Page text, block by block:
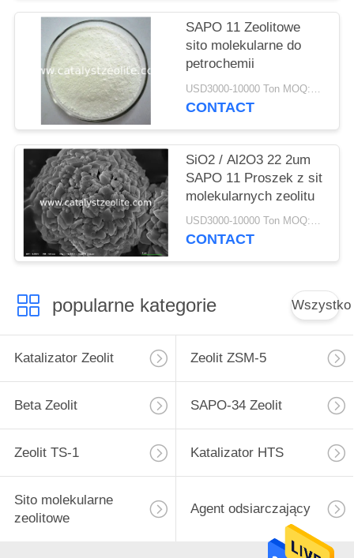
SAPO 11 Zeolitowe
sito molekularne do
petrochemii
USD3000-10000 Ton MOQ:1 KG
CONTACT
SiO2 / Al2O3 22 2um
SAPO 11 Proszek z sit
molekularnych zeolitu
USD3000-10000 Ton MOQ:1 KG
CONTACT
popularne kategorie Wszystko
Katalizator Zeolit Zeolit ​​ZSM-5
Beta Zeolit SAPO-34 Zeolit
Zeolit ​​TS-1 Katalizator HTS
Sito molekularne
zeolitowe
Agent odsiarczający